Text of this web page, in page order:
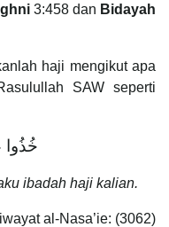
3:458 dan Bidayah
haji mengikut apa
SAW seperti
ibadah haji kalian.
al-Nasa’ie: (3062)